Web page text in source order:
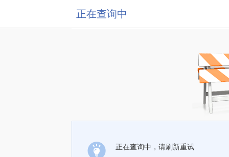
正在查询中
正在查询中，请刷新重试